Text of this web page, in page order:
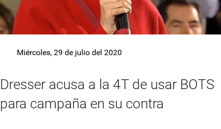
Miércoles, 29 de julio del 2020
Dresser acusa a la 4T de usar BOTS
para campaña en su contra